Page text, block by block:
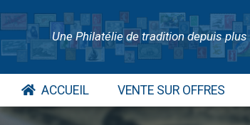
Une Philatélie de tradition depuis plus
ACCUEIL VENTE SUR OFFRES